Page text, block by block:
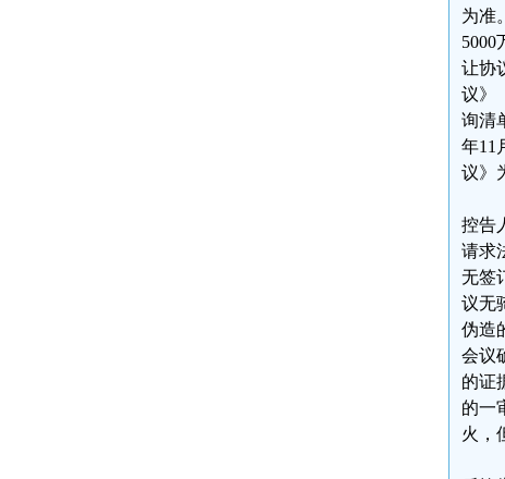
为准
5000
让协
议》
询清
年11
议》
控告
请求
无签
议无
伪造
会议
的证
的一
火，